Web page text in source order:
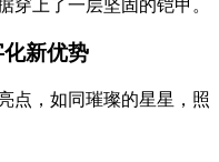
穿上了一层坚固的铠甲。
新优势
点，如同璀璨的星星，照